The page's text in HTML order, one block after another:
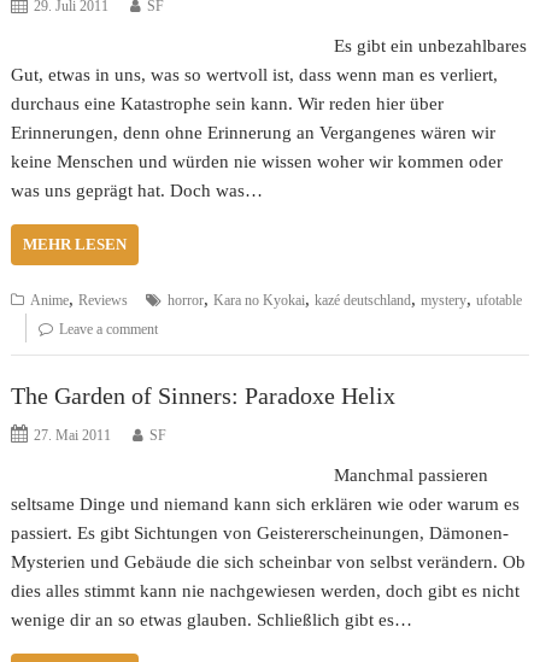
29. Juli 2011 SF
Es gibt ein unbezahlbares
Gut, etwas in uns, was so wertvoll ist, dass wenn man es verliert,
durchaus eine Katastrophe sein kann. Wir reden hier über
Erinnerungen, denn ohne Erinnerung an Vergangenes wären wir
keine Menschen und würden nie wissen woher wir kommen oder
was uns geprägt hat. Doch was…
MEHR LESEN
Anime,Reviews horror,Kara no Kyokai,kazé deutschland,mystery,ufotable
Leave a comment
The Garden of Sinners: Paradoxe Helix
27. Mai 2011 SF
Manchmal passieren
seltsame Dinge und niemand kann sich erklären wie oder warum es
passiert. Es gibt Sichtungen von Geistererscheinungen, Dämonen-
Mysterien und Gebäude die sich scheinbar von selbst verändern. Ob
dies alles stimmt kann nie nachgewiesen werden, doch gibt es nicht
wenige dir an so etwas glauben. Schließlich gibt es…